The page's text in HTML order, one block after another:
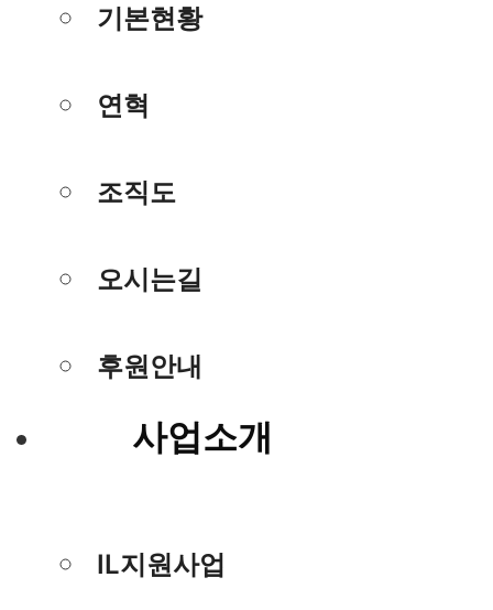
기본현황
연혁
조직도
오시는길
후원안내
사업소개
IL지원사업